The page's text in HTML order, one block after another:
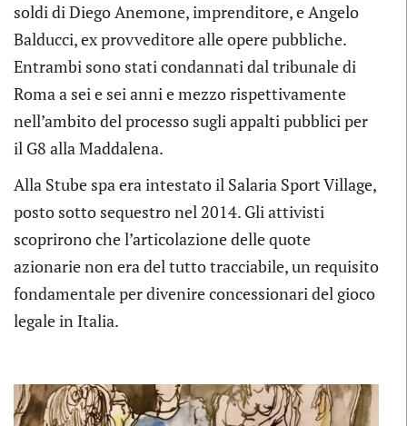
soldi di Diego Anemone, imprenditore, e Angelo
Balducci, ex provveditore alle opere pubbliche.
Entrambi sono stati condannati dal tribunale di
Roma a sei e sei anni e mezzo rispettivamente
nell’ambito del processo sugli appalti pubblici per
il G8 alla Maddalena.
Alla Stube spa era intestato il Salaria Sport Village,
posto sotto sequestro nel 2014. Gli attivisti
scoprirono che l’articolazione delle quote
azionarie non era del tutto tracciabile, un requisito
fondamentale per divenire concessionari del gioco
legale in Italia.